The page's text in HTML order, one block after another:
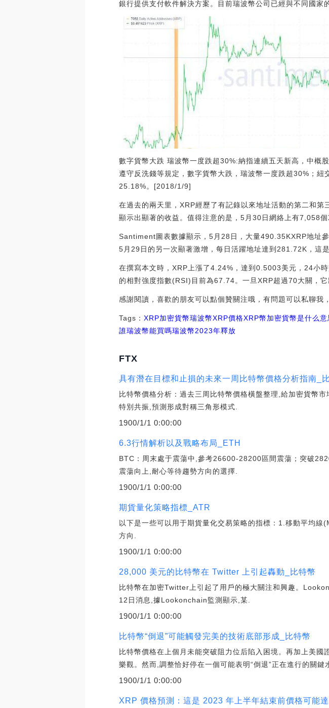
銀行提供支付軟件解決方案。目前瑞波幣公司已經與不同國
數字貨幣大跌 瑞波幣一度跌超30%:納指連續五天新高，中概
遵守反洗錢等規定，數字貨幣大跌，瑞波幣一度跌超30%；
25.18%。[2018/1/9]
在過去的兩天里，XRP經歷了有記錄以來地址活動的第二和
顯示出顯著的收益。值得注意的是，5月30日網絡上有7,058個
Santiment圖表數據顯示，5月28日，大量490.35KXRP地址
5月29日的另一次顯著激增，每日活躍地址達到281.72K，這
在撰寫本文時，XRP上漲了4.24%，達到0.5003美元，24小
的相對強度指數(RSI)目前為67.74。一旦XRP超過70大關，它
感謝閱讀，喜歡的朋友可以點個贊關注哦，有問題可以私聊我
Tags：XRP加密貨幣瑞波幣XRP價格XRP幣加密貨幣是什么意
誰瑞波幣能買嗎瑞波幣2023年釋放
FTX
具有潛在目標和止損的未來一周比特幣價格分析指南_
比特幣價格分析：過去三周比特幣價格橫盤整理,給加密貨幣
特別共振,預測形成對稱三角形模式.
1900/1/1 0:00:00
6.3行情解析以及戰略布局_ETH
BTC：周末處于震蕩中,參考26600-28200區間震蕩；突破
震蕩向上,耐心等待趨勢方向的選擇.
1900/1/1 0:00:00
期貨量化策略指標_ATR
以下是一些可以用于期貨量化交易策略的指標：1.移動平均
方向.
1900/1/1 0:00:00
28,000 美元的比特幣在 Twitter 上引起轟動_比特幣
比特幣在加密Twitter上引起了用戶的極大關注和興趣。
12日消息,據Lookonchain監測顯示,某.
1900/1/1 0:00:00
比特幣“倒退”可能觸發完美的技術底部形成_比特幣
比特幣價格在上個月未能突破阻力位后陷入困境。再加上美
樂觀。然而,調整恰好停在一個可能表明“倒退”正在進行的關鍵
1900/1/1 0:00:00
XRP 價格預測：這是 2023 年上半年結束前價格可能